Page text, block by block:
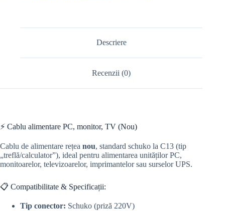
Descriere
Recenzii (0)
⚡ Cablu alimentare PC, monitor, TV (Nou)
Cablu de alimentare rețea nou, standard schuko la C13 (tip
„treflă/calculator”), ideal pentru alimentarea unităților PC,
monitoarelor, televizoarelor, imprimantelor sau surselor UPS.
📋 Compatibilitate & Specificații:
Tip conector: Schuko (priză 220V)